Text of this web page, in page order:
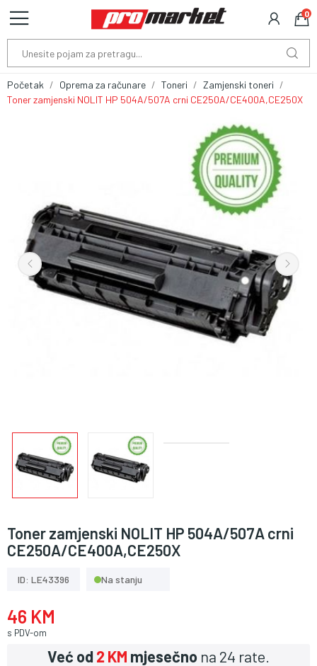
0
Početak Oprema za računare Toneri
Zamjenski toneri
Toner zamjenski NOLIT HP 504A/507A crni CE250A/CE400A,CE250X
Toner zamjenski NOLIT HP 504A/507A crni
CE250A/CE400A,CE250X
ID: LE43396 Na stanju
46 KM
s PDV-om
Već od2 KM mjesečno na 24 rate.